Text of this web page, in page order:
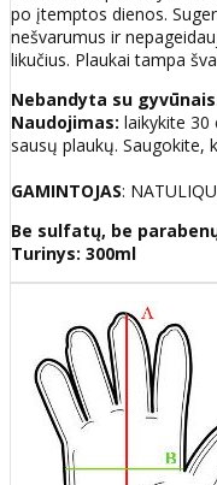
po įtemptos dienos.
nešvarumus ir
likučius. Plaukai tampa
Nebandyta su
Naudojimas: laikykite 30
sausų plaukų. Saugokite,
GAMINTOJAS:
Be sulfatų, be
Turinys: 300ml